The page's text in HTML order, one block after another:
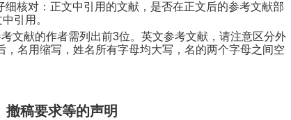
核对：正文中引用的文献，是否在正文后的参考文献部
引用。
文献的作者需列出前3位。英文参考文献，请注意区分外
，名用缩写，姓名所有字母均大写，名的两个字母之间空
撤稿要求等的声明